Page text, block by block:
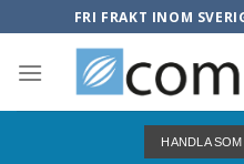
to
content
FRI FRAKT INOM
HANDLA